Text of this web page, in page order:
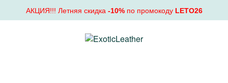
АКЦИЯ!!! Летняя скидка -10%по промокоду LETO26